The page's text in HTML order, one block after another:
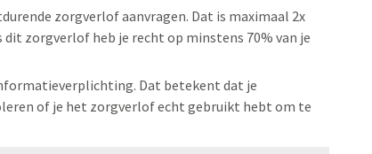
zorgverlof aanvragen. Dat is maximaal 2x
zorgverlof heb je recht op minstens 70% van je
Dat betekent dat je
of je het zorgverlof echt gebruikt hebt om te